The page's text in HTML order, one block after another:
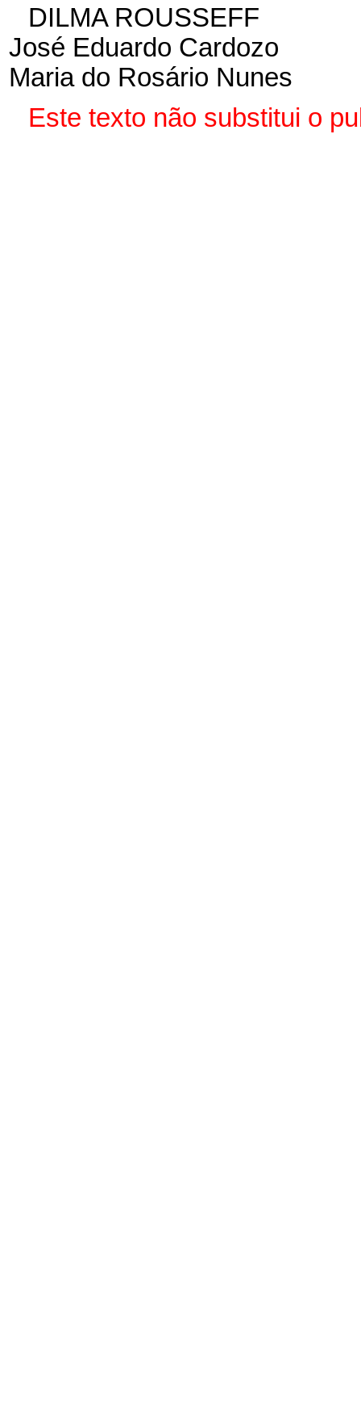
DILMA ROUSSEFF
José Eduardo Cardozo
Maria do Rosário Nunes
Este texto não substitui o